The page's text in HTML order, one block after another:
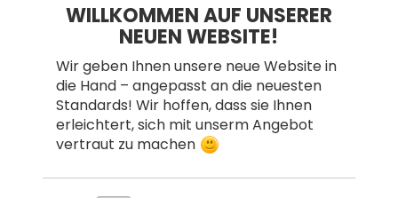
WILLKOMMEN AUF UNSERER
NEUEN WEBSITE!
Wir geben Ihnen unsere neue Website in
die Hand – angepasst an die neuesten
Standards! Wir hoffen, dass sie Ihnen
erleichtert, sich mit unserm Angebot
vertraut zu machen